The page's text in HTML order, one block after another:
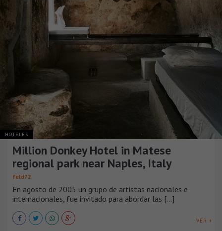
HOTELES
Million Donkey Hotel in Matese
regional park near Naples, Italy
feld72
En agosto de 2005 un grupo de artistas nacionales e
internacionales, fue invitado para abordar las [...]
VER +